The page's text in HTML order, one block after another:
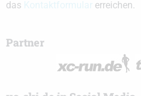
das
erreichen.
Partner